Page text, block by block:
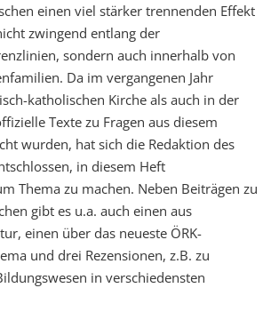
einen viel stärker trennenden Effekt
zwingend entlang der
sondern auch innerhalb von
Da im vergangenen Jahr
katholischen Kirche als auch in der
Texte zu Fragen aus diesem
wurden, hat sich die Redaktion des
in diesem Heft
Thema zu machen. Neben Beiträgen zu
gibt es u.a. auch einen aus
einen über das neueste ÖRK-
und drei Rezensionen, z.B. zu
in verschiedensten